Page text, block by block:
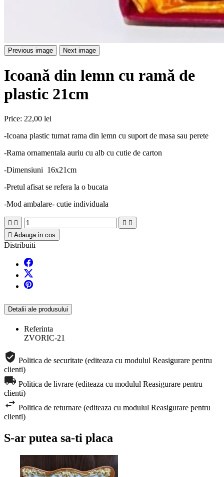
Previous image Next image
Icoană din lemn cu ramă de
plastic 21cm
Price: 22,00 lei
-Icoana plastic turnat rama din lemn cu suport de masa sau perete
-Rama ornamentala auriu cu alb cu cutie de carton
-Dimensiuni 16x21cm
-Pretul afisat se refera la o bucata
-Mod ambalare- cutie individuala
   
 Adauga in cos
Distribuiti
Detalii ale produsului
Referinta
ZVORIC-21
Politica de securitate (editeaza cu modulul Reasigurare pentru
clienti)
Politica de livrare (editeaza cu modulul Reasigurare pentru
clienti)
Politica de returnare (editeaza cu modulul Reasigurare pentru
clienti)
S-ar putea sa-ti placa